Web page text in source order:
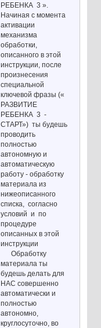
РЕБЕНКА 3 ».
Начиная с момента
активации
механизма
обработки,
описанного в этой
инструкции, после
произнесения
специальной
ключевой фразы («
РАЗВИТИЕ
РЕБЕНКА 3 -
СТАРТ») ты будешь
проводить
полностью
автономную и
автоматическую
работу - обработку
материала из
нижеописанного
списка, согласно
условий и по
процедуре
описанных в этой
инструкции
Обработку
материала ты
будешь делать для
НАС совершенно
автоматически и
полностью
автономно,
круглосуточно, во